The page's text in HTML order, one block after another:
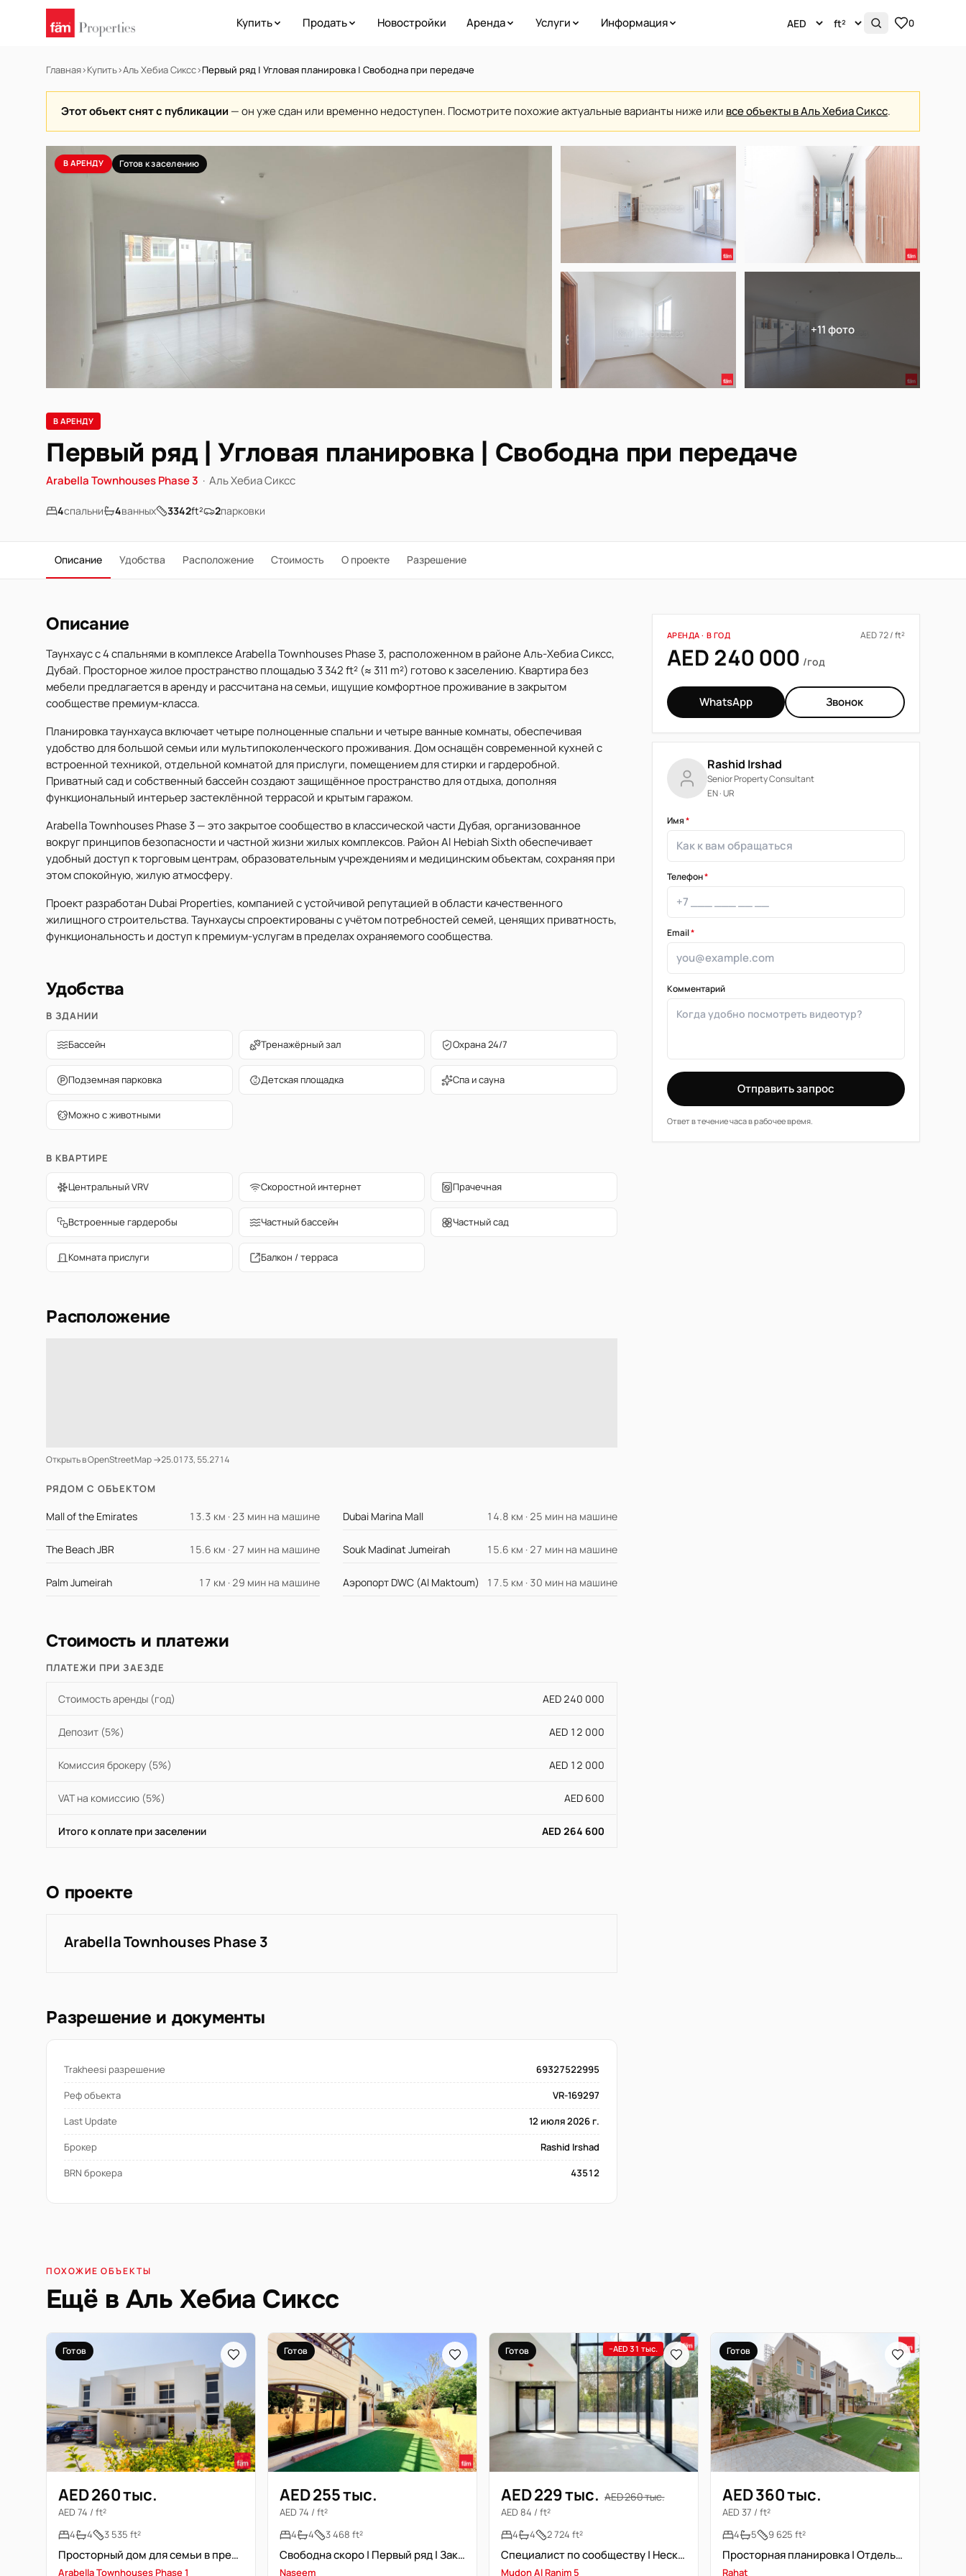
Купить Продать Новостройки Аренда Услуги Информация 0
Главная›Купить›Аль Хебиа Сиксс›Первый ряд | Угловая планировка | Свободна при передаче
Этот объект снят с публикации — он уже сдан или временно недоступен. Посмотрите похожие актуальные варианты ниже или все объекты в Аль Хебиа Сиксс.
В АРЕНДУ Готов к заселению
+11 фото
В АРЕНДУ
Первый ряд | Угловая планировка | Свободна при передаче
Arabella Townhouses Phase 3 · Аль Хебиа Сиксс
4спальни 4ванных 3342ft² 2парковки
Описание Удобства Расположение Стоимость О проекте Разрешение
Описание
Таунхаус с 4 спальнями в комплексе Arabella Townhouses Phase 3, расположенном в районе Аль-Хебиа Сиксс,
Дубай. Просторное жилое пространство площадью 3 342 ft² (≈ 311 m²) готово к заселению. Квартира без
мебели предлагается в аренду и рассчитана на семьи, ищущие комфортное проживание в закрытом
сообществе премиум-класса.
Планировка таунхауса включает четыре полноценные спальни и четыре ванные комнаты, обеспечивая
удобство для большой семьи или мультипоколенческого проживания. Дом оснащён современной кухней с
встроенной техникой, отдельной комнатой для прислуги, помещением для стирки и гардеробной.
Приватный сад и собственный бассейн создают защищённое пространство для отдыха, дополняя
функциональный интерьер застеклённой террасой и крытым гаражом.
Arabella Townhouses Phase 3 — это закрытое сообщество в классической части Дубая, организованное
вокруг принципов безопасности и частной жизни жилых комплексов. Район Al Hebiah Sixth обеспечивает
удобный доступ к торговым центрам, образовательным учреждениям и медицинским объектам, сохраняя при
этом спокойную, жилую атмосферу.
Проект разработан Dubai Properties, компанией с устойчивой репутацией в области качественного
жилищного строительства. Таунхаусы спроектированы с учётом потребностей семей, ценящих приватность,
функциональность и доступ к премиум-услугам в пределах охраняемого сообщества.
Удобства
В ЗДАНИИ
Бассейн Тренажёрный зал Охрана 24/7
Подземная парковка Детская площадка Спа и сауна
Можно с животными
В КВАРТИРЕ
Центральный VRV Скоростной интернет Прачечная
Встроенные гардеробы Частный бассейн Частный сад
Комната прислуги Балкон / терраса
Расположение
Открыть в OpenStreetMap →25.0173, 55.2714
РЯДОМ С ОБЪЕКТОМ
Mall of the Emirates 13.3 км · 23 мин на машине Dubai Marina Mall 14.8 км · 25 мин на машине
The Beach JBR 15.6 км · 27 мин на машине Souk Madinat Jumeirah 15.6 км · 27 мин на машине
Palm Jumeirah 17 км · 29 мин на машине Аэропорт DWC (Al Maktoum) 17.5 км · 30 мин на машине
Стоимость и платежи
ПЛАТЕЖИ ПРИ ЗАЕЗДЕ
Стоимость аренды (год) AED 240 000
Депозит (5%) AED 12 000
Комиссия брокеру (5%) AED 12 000
VAT на комиссию (5%) AED 600
Итого к оплате при заселении AED 264 600
О проекте
Arabella Townhouses Phase 3
Разрешение и документы
Trakheesi разрешение
69327522995
Реф объекта
VR-169297
Last Update
12 июля 2026 г.
Брокер
Rashid Irshad
BRN брокера
43512
АРЕНДА · В ГОД AED 72 / ft²
AED 240 000 /год
WhatsApp Звонок
Rashid Irshad
Senior Property Consultant
EN · UR
Имя*
Телефон*
Email*
Комментарий
Отправить запрос
Ответ в течение часа в рабочее время.
ПОХОЖИЕ ОБЪЕКТЫ
Ещё в Аль Хебиа Сиксс
Готов
AED 260 тыс.
AED 74 / ft²
4
4 3 535 ft²
Просторный дом для семьи в премиум-локации
Arabella Townhouses Phase 1
Готов
AED 255 тыс.
AED 74 / ft²
4
4 3 468 ft²
Свободна скоро | Первый ряд | Закрытая кухня | Мудон
Naseem
Готов −AED 31 тыс.
AED 229 тыс. AED 260 тыс.
AED 84 / ft²
4
4 2 724 ft²
Специалист по сообществу | Несколько вариантов | Новостройка
Mudon Al Ranim 5
Готов
AED 360 тыс.
AED 37 / ft²
4
5 9 625 ft²
Просторная планировка | Отдельная вилла | Отличное местоположение
Rahat